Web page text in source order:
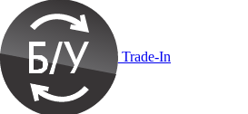
Trade-In